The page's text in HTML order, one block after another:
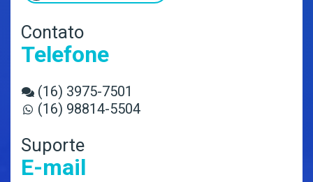
Contato
Telefone
(16) 3975-7501
(16) 98814-5504
Suporte
E-mail